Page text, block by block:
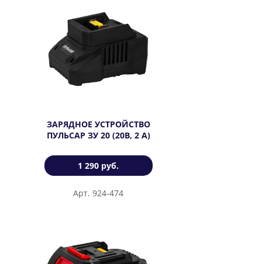
ЗАРЯДНОЕ УСТРОЙСТВО
ПУЛЬСАР ЗУ 20 (20В, 2 А)
1 290 руб.
Арт. 924-474